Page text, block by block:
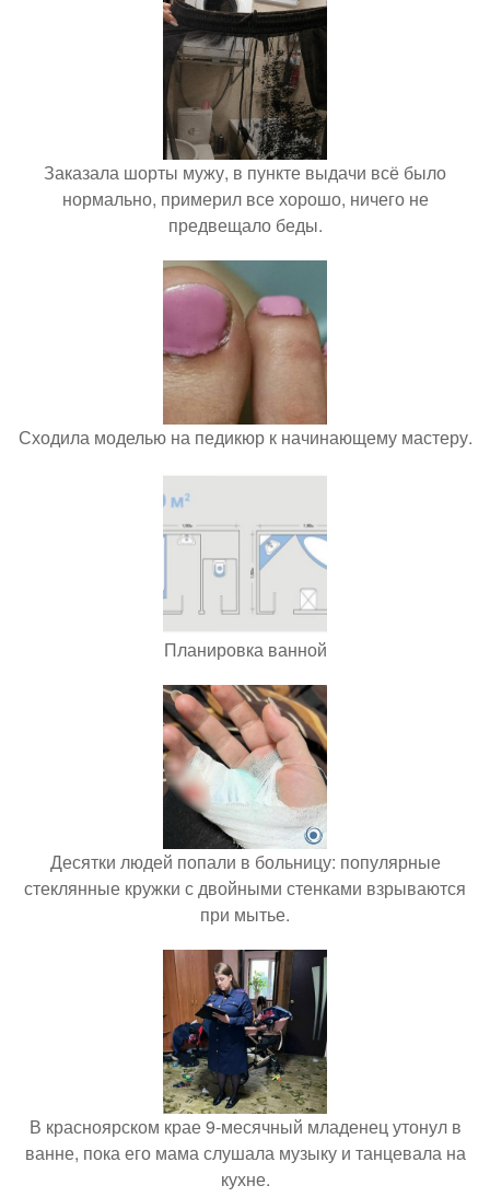
Заказала шорты мужу, в пункте выдачи всё было
нормально, примерил все хорошо, ничего не
предвещало беды.
Сходила моделью на педикюр к начинающему мастеру.
Планировка ванной
Десятки людей попали в больницу: популярные
стеклянные кружки с двойными стенками взрываются
при мытье.
В красноярском крае 9-месячный младенец утонул в
ванне, пока его мама слушала музыку и танцевала на
кухне.